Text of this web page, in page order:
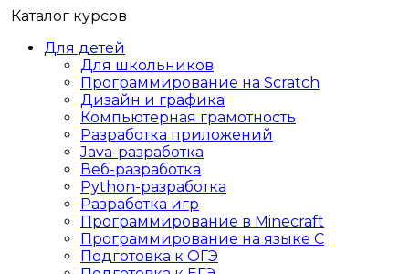
Каталог курсов
Для детей
Для школьников
Программирование на Scratch
Дизайн и графика
Компьютерная грамотность
Разработка приложений
Java-разработка
Веб-разработка
Python-разработка
Разработка игр
Программирование в Minecraft
Программирование на языке C
Подготовка к ОГЭ